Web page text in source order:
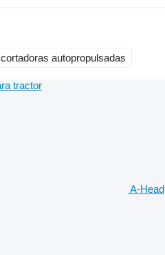
cortadoras autopropulsadas
A-Head